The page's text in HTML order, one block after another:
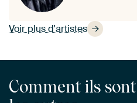
Voir plus d'artistes
Comment ils